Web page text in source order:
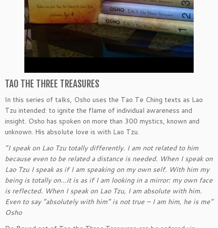
TAO THE THREE TREASURES
In this series of talks, Osho uses the Tao Te Ching texts as Lao
Tzu intended: to ignite the flame of individual awareness and
insight. Osho has spoken on more than 300 mystics, known and
unknown. His absolute love is with Lao Tzu.
“I speak on Lao Tzu totally differently. I am not related to him
because even to be related a distance is needed. When I speak on
Lao Tzu I speak as if I am speaking on my own self. With him my
being is totally on…it is as if I am looking in a mirror: my own face
is reflected. When I speak on Lao Tzu, I am absolute with him.
Even to say “absolutely with him” is not true – I am him, he is me“
Osho